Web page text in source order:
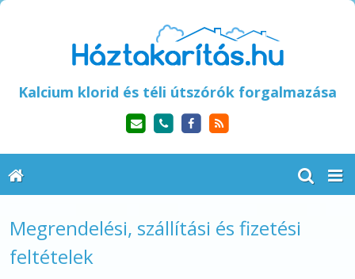
Kalcium klorid és téli útszórók forgalmazása
Megrendelési, szállítási és fizetési
feltételek